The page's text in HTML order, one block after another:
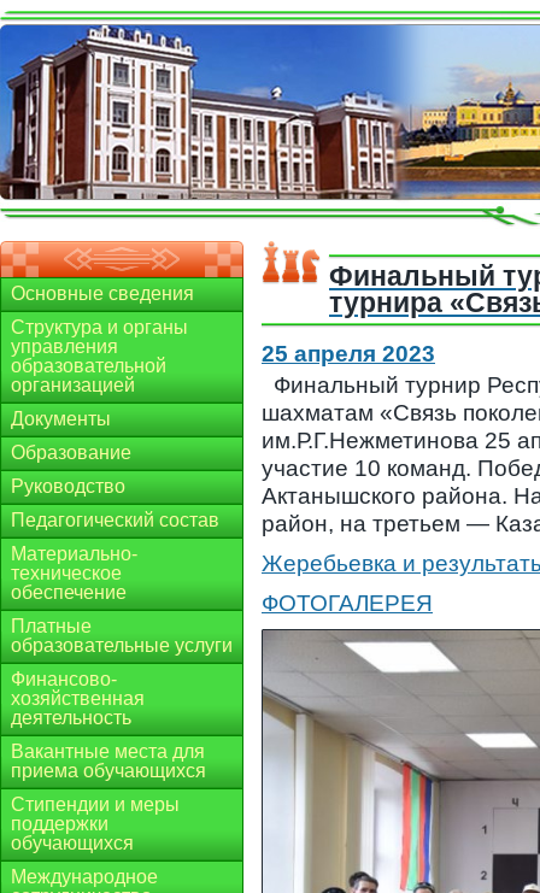
Основные сведения
Структура и органы
управления
образовательной
организацией
Документы
Образование
Руководство
Педагогический состав
Материально-
техническое
обеспечение
Платные
образовательные услуги
Финансово-
хозяйственная
деятельность
Вакантные места для
приема обучающихся
Стипендии и меры
поддержки
обучающихся
Международное
Финальный
турнира
25 апреля 2023
Финальный турнир
шахматам «Связь
им.Р.Г.Нежметинова 25
участие 10 команд.
Актанышского района.
район, на третьем —
Жеребьевка и
ФОТОГАЛЕРЕЯ